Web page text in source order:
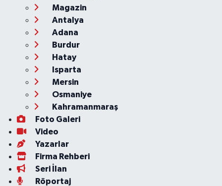
Magazin
Antalya
Adana
Burdur
Hatay
Isparta
Mersin
Osmaniye
Kahramanmaraş
Foto Galeri
Video
Yazarlar
Firma Rehberi
Seri İlan
Röportaj